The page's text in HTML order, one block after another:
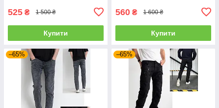
525 ₴ 1 500 ₴
Купити
560 ₴ 1 600 ₴
Купити
–65% –65%